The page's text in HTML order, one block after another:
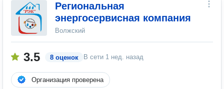
Региональная
энергосервисная компания
Волжский
3.5 8 оценок В сети 1 нед. назад
Организация проверена